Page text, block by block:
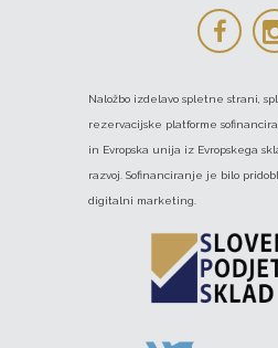
Naložbo izdelavo spletne strani,
rezervacijske platforme
in Evropska unija iz Evropskega
razvoj. Sofinanciranje je bilo
digitalni marketing.